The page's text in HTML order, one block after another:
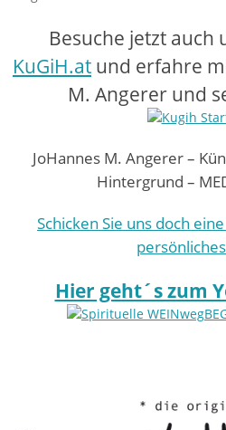
Besuche jetzt auch
KuGiH.at und erfahre
M. Angerer und
JoHannes M. Angerer –
Hintergrund –
Schicken Sie uns doch
Hier geht´s zum